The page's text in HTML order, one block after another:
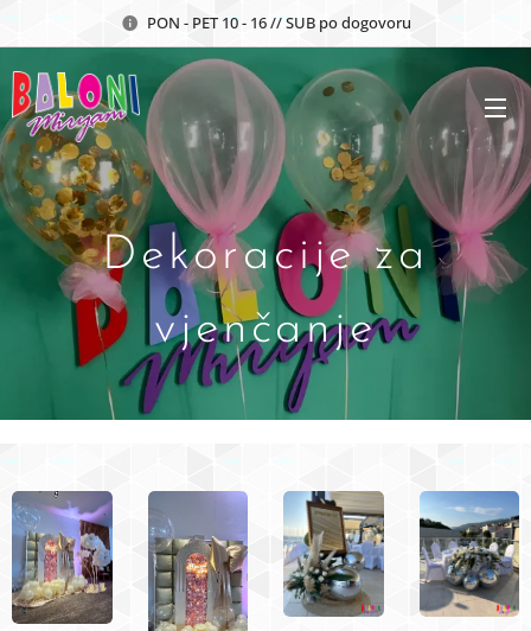
PON - PET 10 - 16 // SUB po dogovoru
Dekoracije za
vjenčanje